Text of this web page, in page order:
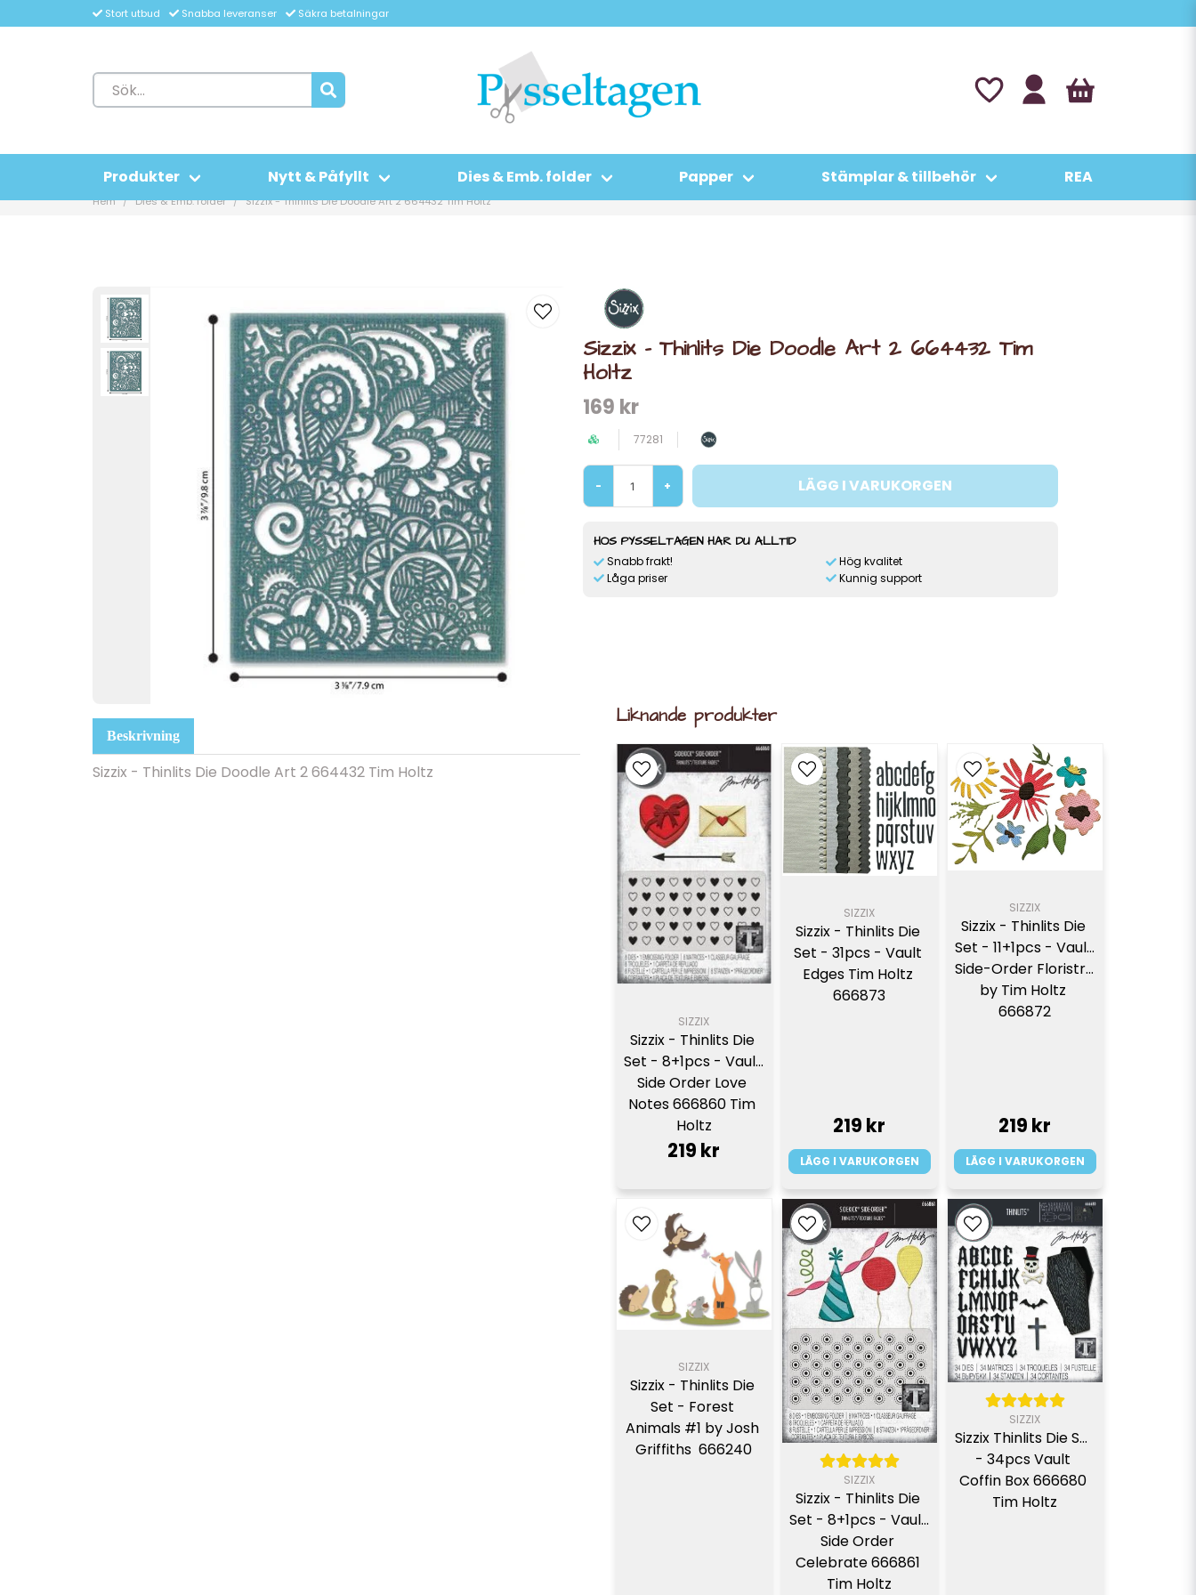
Stort utbud Snabba leveranser Säkra betalningar
Produkter Nytt & Påfyllt Dies & Emb. folder Papper Stämplar & tillbehör REA
Hem Dies & Emb. folder Sizzix - Thinlits Die Doodle Art 2 664432 Tim Holtz
Sizzix - Thinlits Die Doodle Art 2 664432 Tim
Holtz
169 kr
77281
- + LÄGG I VARUKORGEN
HOS PYSSELTAGEN HAR DU ALLTID
Snabb frakt!
Låga priser
Hög kvalitet
Kunnig support
Beskrivning
Sizzix - Thinlits Die Doodle Art 2 664432 Tim Holtz
Liknande produkter
SIZZIX
Sizzix - Thinlits Die
Set - 8+1pcs - Vault
Side Order Love
Notes 666860 Tim
Holtz
219 kr
SIZZIX
Sizzix - Thinlits Die
Set - 31pcs - Vault
Edges Tim Holtz
666873
219 kr
LÄGG I VARUKORGEN
SIZZIX
Sizzix - Thinlits Die
Set - 11+1pcs - Vault
Side-Order Floristry
by Tim Holtz
666872
219 kr
LÄGG I VARUKORGEN
SIZZIX
Sizzix - Thinlits Die
Set - Forest
Animals #1 by Josh
Griffiths  666240
SIZZIX
Sizzix - Thinlits Die
Set - 8+1pcs - Vault
Side Order
Celebrate 666861
Tim Holtz
SIZZIX
Sizzix Thinlits Die Set
- 34pcs Vault
Coffin Box 666680
Tim Holtz